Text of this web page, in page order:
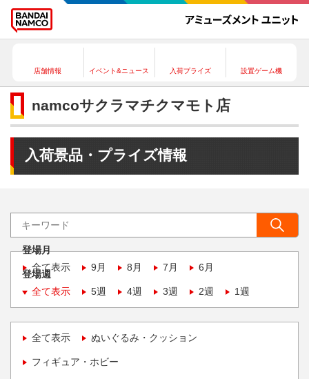
店舗情報 イベント&ニュース 入荷プライズ 設置ゲーム機
namcoサクラマチクマモト店
入荷景品・プライズ情報
登場月
全て表示
9月 8月 7月 6月
登場週
全て表示
5週 4週 3週 2週 1週
全て表示 ぬいぐるみ・クッション
フィギュア・ホビー